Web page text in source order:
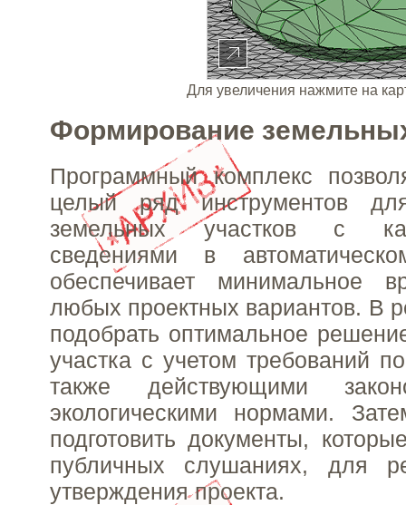
Для увеличения нажмите на
Формирование
Программный комплекс
целый ряд инструментов
земельных участков с
сведениями в
обеспечивает минимальное
любых проектных вариантов. В
подобрать оптимальное
участка с учетом требований
также действующими
экологическими нормами.
подготовить документы,
публичных слушаниях, для
утверждения проекта.